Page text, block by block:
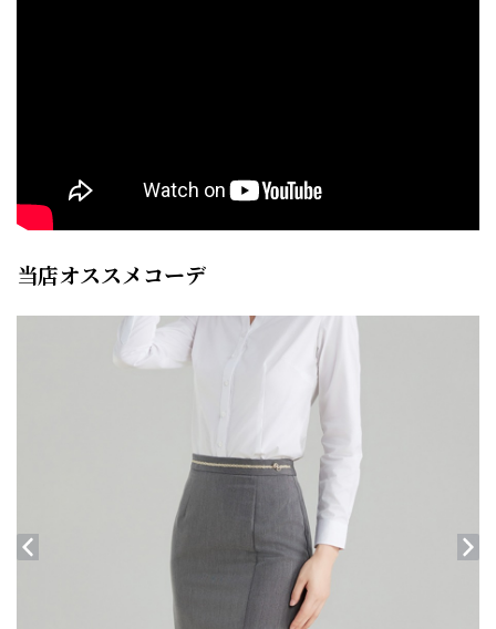
当店オススメコーデ